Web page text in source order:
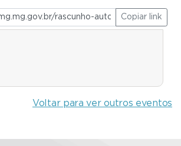
Copiar link
Voltar para ver outros eventos